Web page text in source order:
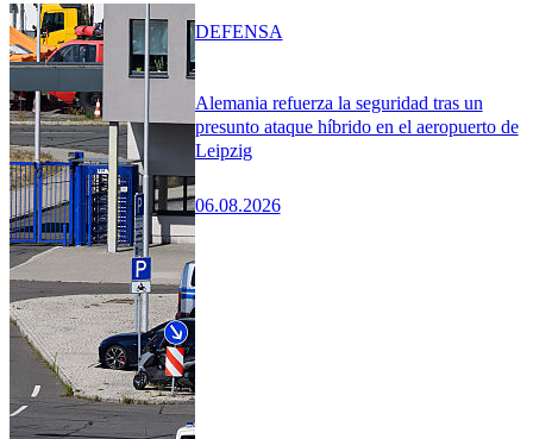
Alemania refuerza la seguridad tras un
presunto ataque híbrido en el aeropuerto de
Leipzig
06.08.2026
DEFENSA